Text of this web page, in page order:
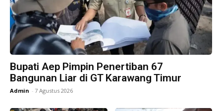
Bupati Aep Pimpin Penertiban 67
Bangunan Liar di GT Karawang Timur
Admin - 7 Agustus 2026